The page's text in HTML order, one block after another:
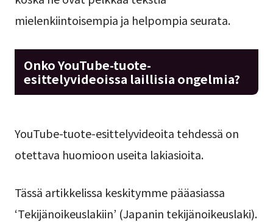
mielenkiintoisempia ja helpompia seurata.
Onko YouTube-tuote-
esittelyvideoissa laillisia ongelmia?
YouTube-tuote-esittelyvideoita tehdessä on
otettava huomioon useita lakiasioita.
Tässä artikkelissa keskitymme pääasiassa
‘Tekijänoikeuslakiin’ (Japanin tekijänoikeuslaki).